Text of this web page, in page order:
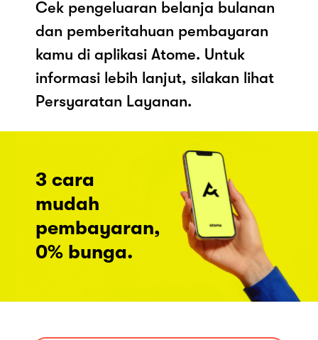
Cek pengeluaran belanja bulanan
dan pemberitahuan pembayaran
kamu di aplikasi Atome. Untuk
informasi lebih lanjut, silakan lihat
Persyaratan Layanan.
3 cara
mudah
pembayaran,
0% bunga.